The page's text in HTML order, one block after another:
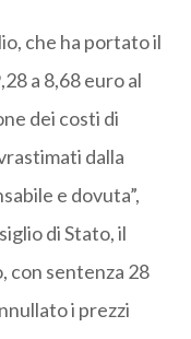
che ha portato il
a 8,68 euro al
dei costi di
dalla
e dovuta”,
di Stato, il
con sentenza 28
i prezzi